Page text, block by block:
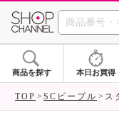
商品を探す 本日お買得
TOP SCピープル ス